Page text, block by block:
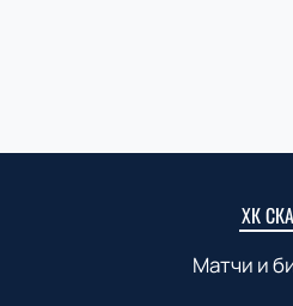
ХК СКА
Матчи и